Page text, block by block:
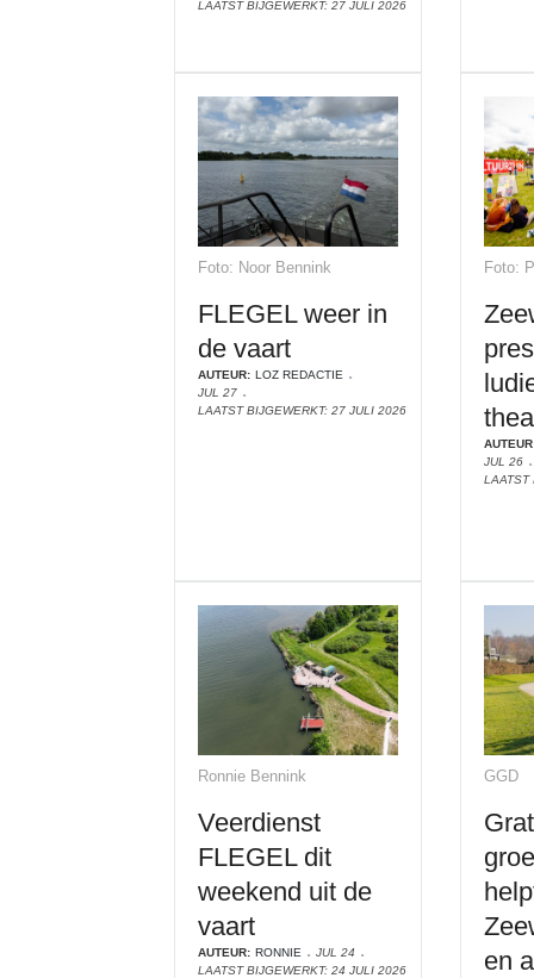
LAATST BIJGEWERKT: 27 JULI 2026
Foto: Noor Bennink
FLEGEL weer in
de vaart
AUTEUR: LOZ REDACTIE
JUL 27
LAATST BIJGEWERKT: 27 JULI 2026
Foto:
JUL 26
LAATST
Ronnie Bennink
Veerdienst
FLEGEL dit
weekend uit de
vaart
AUTEUR: RONNIE
JUL 24
LAATST BIJGEWERKT: 24 JULI 2026
GGD
en